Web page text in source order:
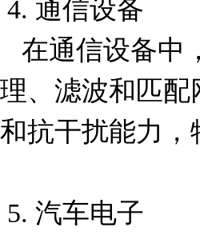
理、滤波和匹
和抗干扰能力